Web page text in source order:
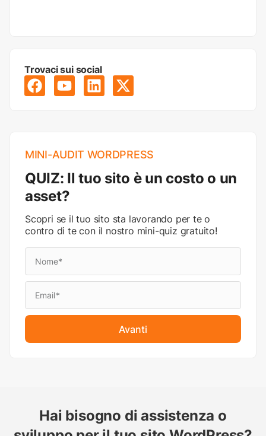
Trovaci sui social
MINI-AUDIT WORDPRESS
QUIZ: Il tuo sito è un costo o un
asset?
Scopri se il tuo sito sta lavorando per te o
contro di te con il nostro mini-quiz gratuito!
Avanti
Hai bisogno di assistenza o